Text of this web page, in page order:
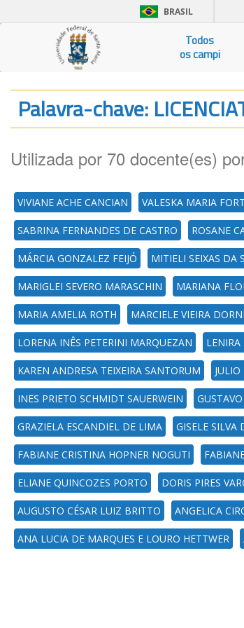
BRASIL
Todos
os campi
Palavra-chave:
Utilizada por 70 docente(es)
VIVIANE ACHE CANCIAN VALESKA MARIA
SABRINA FERNANDES DE CASTRO ROSANE
MÁRCIA GONZALEZ FEIJÓ MITIELI SEIXAS DA
MARIGLEI SEVERO MARASCHIN MARIANA
MARIA AMELIA ROTH MARCIELE VIEIRA
LORENA INÊS PETERINI MARQUEZAN LENIRA
KAREN ANDRESA TEIXEIRA SANTORUM
INES PRIETO SCHMIDT SAUERWEIN
GRAZIELA ESCANDIEL DE LIMA GISELE SILVA
FABIANE CRISTINA HOPNER NOGUTI
ELIANE QUINCOZES PORTO DORIS PIRES
AUGUSTO CÉSAR LUIZ BRITTO ANGELICA
ANA LUCIA DE MARQUES E LOURO HETTWER